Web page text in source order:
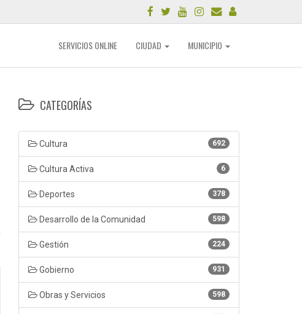
SERVICIOS ONLINE CIUDAD MUNICIPIO
CATEGORÍAS
692
Cultura
6
Cultura Activa
378
Deportes
598
Desarrollo de la Comunidad
224
Gestión
931
Gobierno
598
Obras y Servicios